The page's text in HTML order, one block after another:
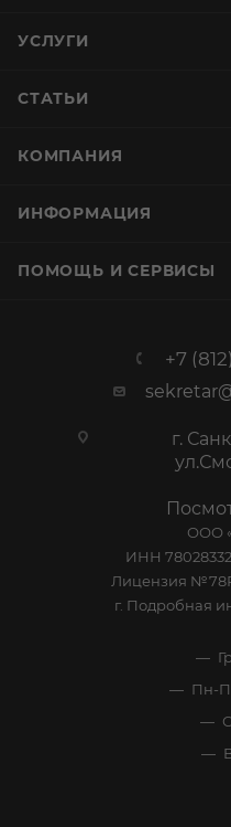
УСЛУГИ
СТАТЬИ
КОМПАНИЯ
ИНФОРМАЦИЯ
ПОМОЩЬ И СЕРВИСЫ
+7
г.
ООО
ИНН
Лицензия
г. Подробная
Пн-